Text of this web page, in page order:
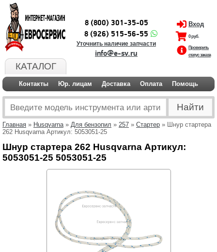
КАТАЛОГ
8 (800) 301-35-05
8 (926) 515-56-55
Уточнить наличие запчасти
info@e-sv.ru
Вход
0 руб.
Проверить
статус заказа
Контакты Юр. лицам Доставка Оплата Помощь
Главная » Husqvarna» Для бензопил » 257 » Стартер » Шнур стартера
262 Husqvarna Артикул: 5053051-25
Шнур стартера 262 Husqvarna Артикул:
5053051-25 5053051-25